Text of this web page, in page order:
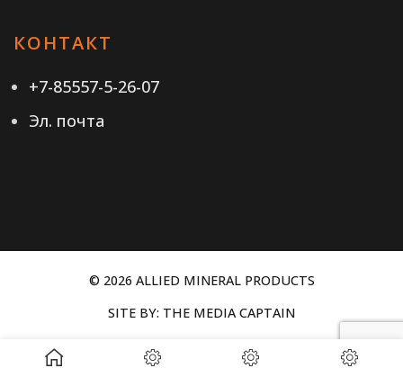
КОНТАКТ
+7-85557-5-26-07
Эл. почта
© 2026 ALLIED MINERAL PRODUCTS
SITE BY: THE MEDIA CAPTAIN